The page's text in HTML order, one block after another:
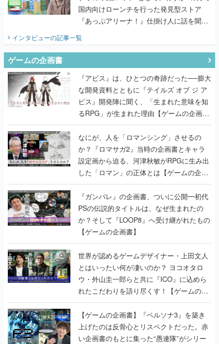
国内向けローンチを行った発見型ストア
『あっぷアリーナ！』仕掛け人に話を聞い
てみた
インタビューの記事一覧
ゲームの企画書
『アビス』は、ひとつの奇跡だった──膨大
な開発資料とともに『テイルズ オブ ジ ア
ビス』開発陣に聞く、「生まれた意味を知
るRPG」が生まれた理由【ゲームの企画
書】
なにが、人を「ロマンシング」させるの
か？『ロマサガ2』当時の企画書とキャラ
設定画から迫る、河津秋敏がRPGに生み出
した「ロマン」の正体とは【ゲームの企画
書】
『ガンパレ』の企画書、ついに公開━初代
PSの伝説的タイトルは、なぜ生まれたの
か？そして『LOOP8』へ受け継がれたもの
【ゲームの企画書】
世界が認めるゲームデザイナー・上田文人
とはいったい何が凄いのか？ ヨコオタロ
ウ・外山圭一郎らと共に『ICO』に込めら
れたこだわりを語り尽くす！【ゲームの企
画書】
【ゲームの企画書】『ペルソナ3』を築き
上げたのは反骨心とリスペクトだった。赤
い企画書のもとに集った“愚連隊”がシリー